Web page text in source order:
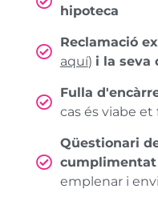
hipoteca
Reclamació
aquí) i la seva
Fulla
cas és viabe
Qüestionari
cumplimentat
emplenar i